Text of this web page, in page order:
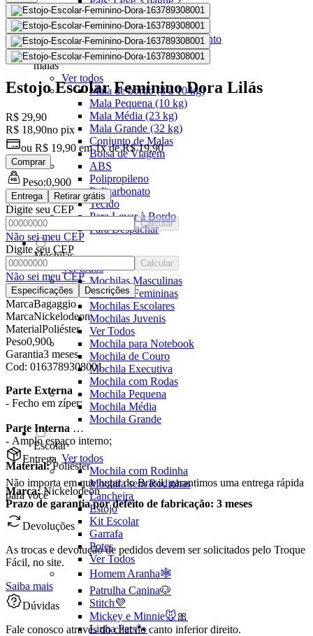
Malas Com Desconto
Últimas unidades
Kits Escolares Com Desconto
malas
Ver todos
Mala de bordo (8 a 10 kg)
Mala Pequena (10 kg)
Mala Média (23 kg)
Mala Grande (32 kg)
Conjunto de Malas
Bolsa de Viagem
ABS
Polipropileno
Policarbonato
Tecido
Para Levar à Bordo
Para Despachar
Mochilas
Ver todos
Mochilas Masculinas
Mochilas Femininas
Mochilas Escolares
Mochilas Juvenis
Ver Todos
Mochila para Notebook
Mochila de Couro
Mochila Executiva
Mochila com Rodas
Mochila Pequena
Mochila Média
Mochila Grande
Escolar
Ver todos
Mochila com Rodinha
Mochila sem Rodinhas
Lancheira
Estojo
Kit Escolar
Garrafa
Potes
Ver Todos
Homem Aranha🕸️
Patrulha Canina🐶
Stitch💜
Mickey e Minnie🐭🎀
Linha Pets🐾
Estojo Escolar Feminino Dora Lilás
R$ 29,90
R$ 18,90no pix
ou R$ 19,90 em1x de R$ 19,90
Comprar
Peso:0,900
Entrega Retirar grátis
Digite seu CEP
Calcular
Não sei meu CEP
Digite seu CEP
Calcular
Não sei meu CEP
Especificações Descrições
MarcaBagaggio
MarcaNickelodeon
MaterialPoliéster
Peso0,900
Garantia3 meses
Cod: 0163789308001
Parte Externa
- Fecho em zíper;
Parte Interna
- Amplo espaço interno;
Material:Poliéster
Marca:Nickelodeon
Prazo de garantia por defeito de fabricação: 3 meses
Entrega
Não importa em que lugar do Brasil, garantimos uma entrega rápida
para você
Devoluções
As trocas e devolução de pedidos devem ser solicitados pelo Troque
Fácil, no site.
Saiba mais
Dúvidas
Fale conosco através do chat no canto inferior direito.